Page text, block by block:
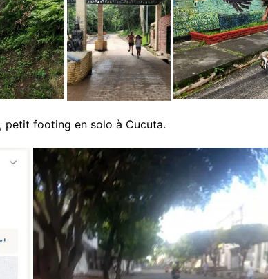
petit footing en solo à Cucuta.